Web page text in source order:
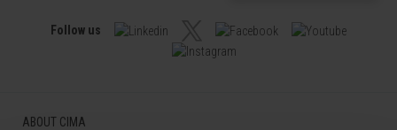
Follow us
ABOUT CIMA